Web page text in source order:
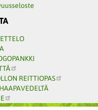
REITTIOPAS